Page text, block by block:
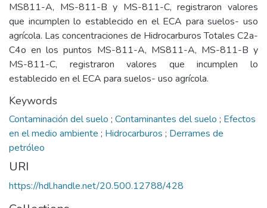
MS811-A, MS-811-B y MS-811-C, registraron valores
que incumplen lo establecido en el ECA para suelos- uso
agrícola. Las concentraciones de Hidrocarburos Totales C2a-
C4o en los puntos MS-811-A, MS811-A, MS-811-B y
MS-811-C, registraron valores que incumplen lo
establecido en el ECA para suelos- uso agrícola.
Keywords
Contaminación del suelo ; Contaminantes del suelo ; Efectos
en el medio ambiente ; Hidrocarburos ; Derrames de
petróleo
URI
https://hdl.handle.net/20.500.12788/428